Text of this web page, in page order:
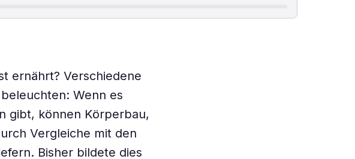
ernährt? Verschiedene
Wenn es
gibt, können Körperbau,
Vergleiche mit den
Bisher bildete dies